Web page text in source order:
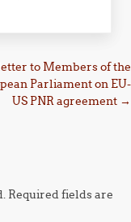
to Members of the
Parliament on EU-
US PNR agreement →
Required fields are